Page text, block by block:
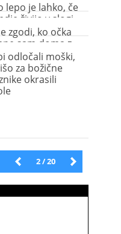
lepo je lahko, če
živijo v slogi
zgodi, ko očka
sam doma z
… (video)
odločali moški,
za božične
okrasili
Starejše
2 / 20
Novejše